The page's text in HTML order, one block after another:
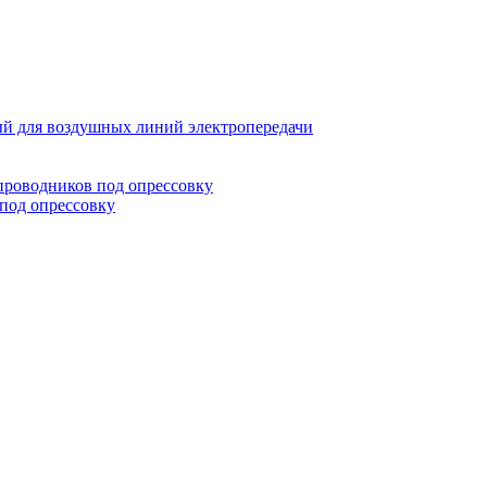
для воздушных линий электропередачи
под опрессовку
опрессовку